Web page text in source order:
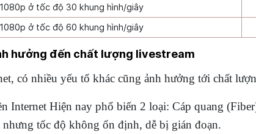
1080p ở tốc độ 30 khung hình/giây
1080p ở tốc độ 60 khung hình/giây
hưởng đến chất lượng livestream
có nhiều yếu tố khác cũng ảnh hưởng tới chất
Internet Hiện nay phổ biến 2 loại: Cáp quang
tốc độ không ổn định, dễ bị gián đoạn.